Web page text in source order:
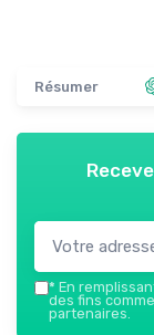
Résumer
* En
des fins
partenaires.